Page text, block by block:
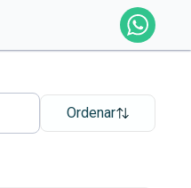
Ordenar